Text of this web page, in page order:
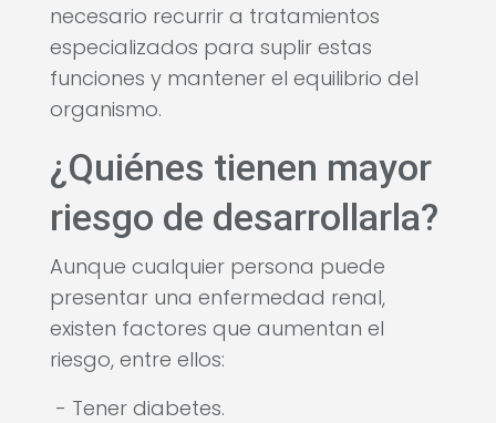
necesario recurrir a tratamientos
especializados para suplir estas
funciones y mantener el equilibrio del
organismo.
¿Quiénes tienen mayor
riesgo de desarrollarla?
Aunque cualquier persona puede
presentar una enfermedad renal,
existen factores que aumentan el
riesgo, entre ellos:
- Tener diabetes.